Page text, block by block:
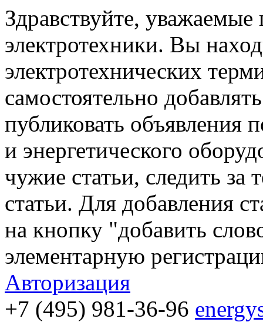
Здравствуйте,
электротехники. Вы
электротехнических
самостоятельно
публиковать объявления
и энергетического
чужие статьи, следить
статьи. Для добавления
на кнопку "добавить
элементарную
Авторизация
+7 (495) 981-36-96